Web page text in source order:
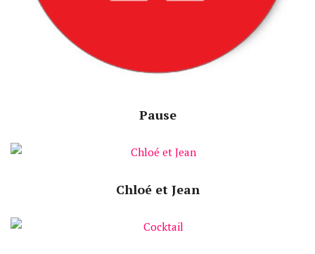
Pause
Speech Time:
Chloé et Jean
Speech Time: